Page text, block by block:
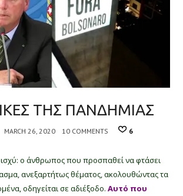
ΤΗΣ ΠΑΝΔΗΜΙΑΣ
MARCH 26, 2020 10 COMMENTS 6
ισχύ: ο άνθρωπος που προσπαθεί να φτάσει
ανεξαρτήτως θέματος, ακολουθώντας τα
οδηγείται σε αδιέξοδο.Αυτό που